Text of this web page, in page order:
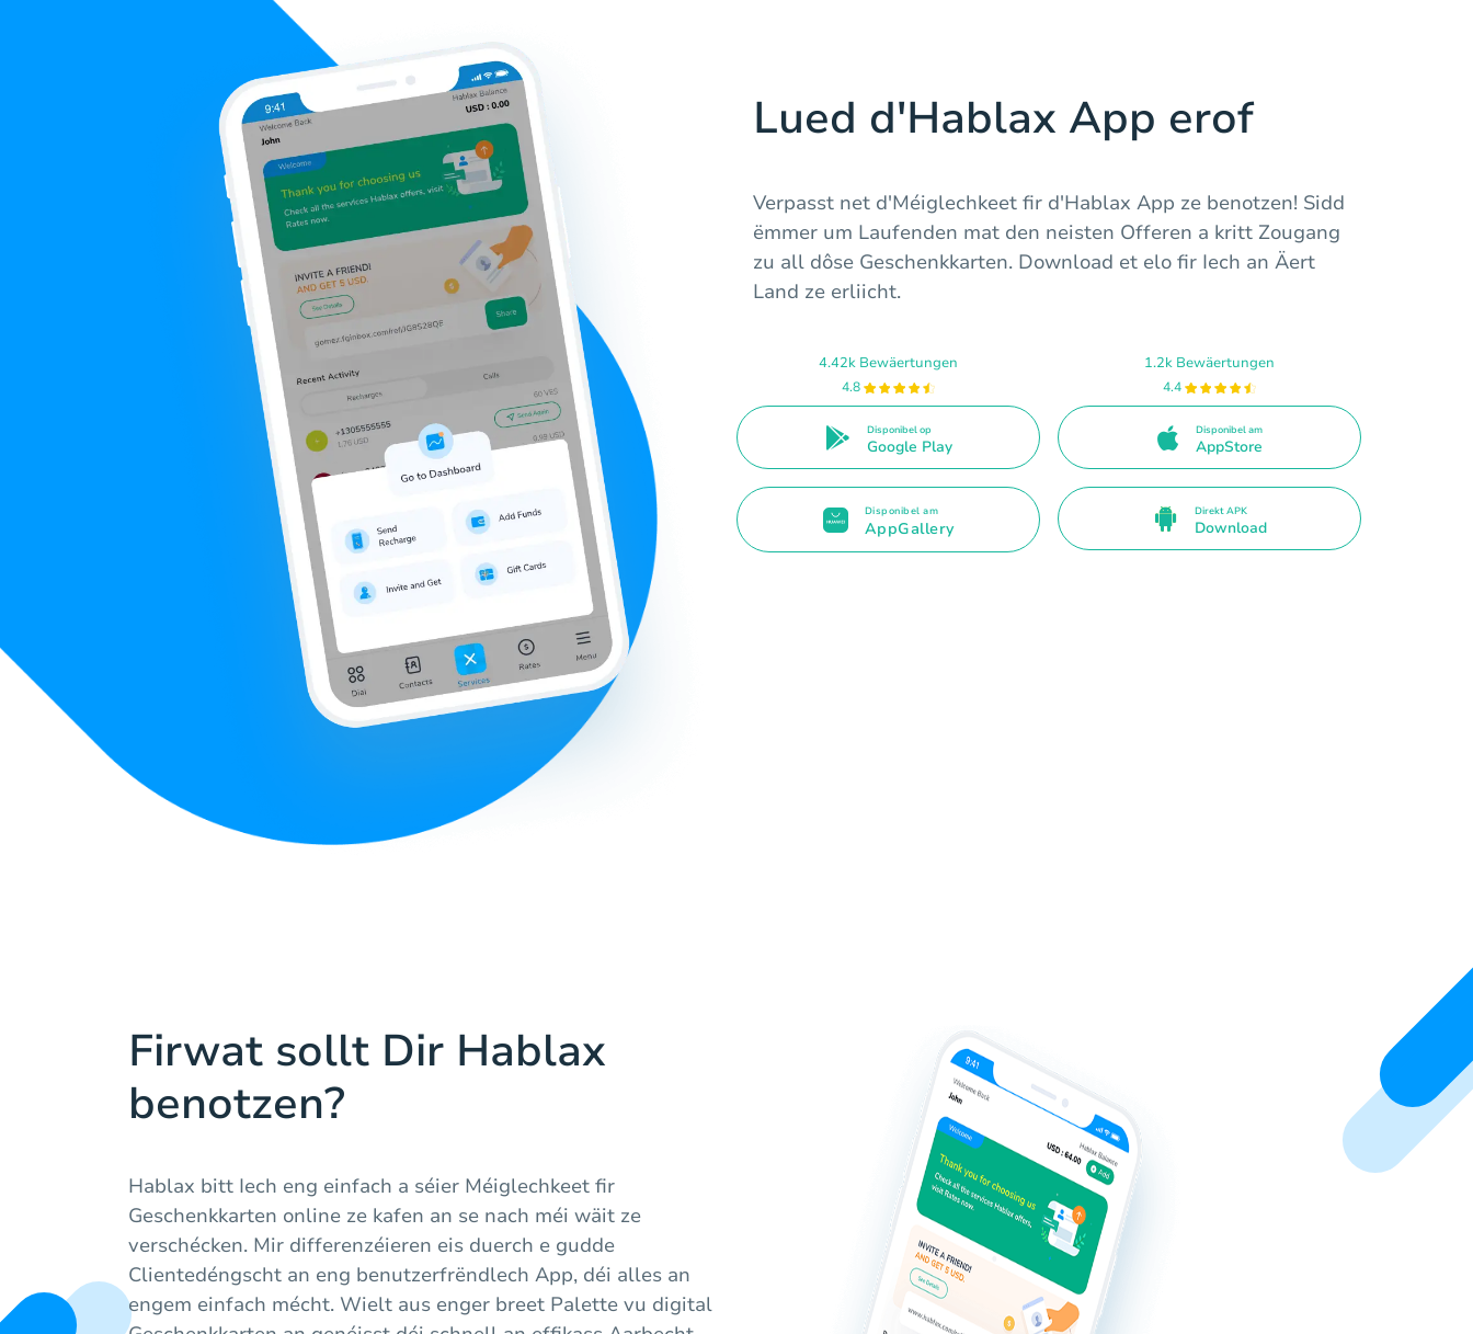
Lued d'Hablax App erof
Verpasst net d'Méiglechkeet fir d'Hablax App ze benotzen! Sidd
ëmmer um Laufenden mat den neisten Offeren a kritt Zougang
zu all dôse Geschenkkarten. Download et elo fir Iech an Äert
Land ze erliicht.
4.42k Bewäertungen
4.8
Disponibel op
Google Play
1.2k Bewäertungen
4.4
Disponibel am
AppStore
Disponibel am
AppGallery
Direkt APK
Download
Firwat sollt Dir Hablax
benotzen?
Hablax bitt Iech eng einfach a séier Méiglechkeet fir
Geschenkkarten online ze kafen an se nach méi wäit ze
verschécken. Mir differenzéieren eis duerch e gudde
Clientedéngscht an eng benutzerfrëndlech App, déi alles an
engem einfach mécht. Wielt aus enger breet Palette vu digital